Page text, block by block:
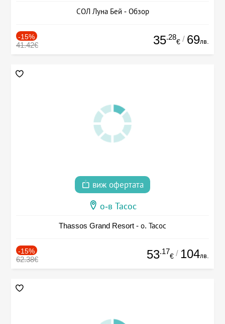
СОЛ Луна Бей - Обзор
-15%
41.42€ 35.28
€ / 69лв.
виж офертата
о-в Тасос
Thassos Grand Resort - о. Тасос
-15%
62.38€ 53.17
€ / 104лв.